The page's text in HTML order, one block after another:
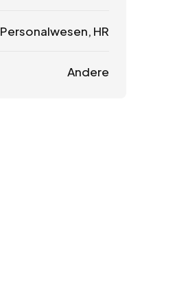
Personalwesen, HR
Andere